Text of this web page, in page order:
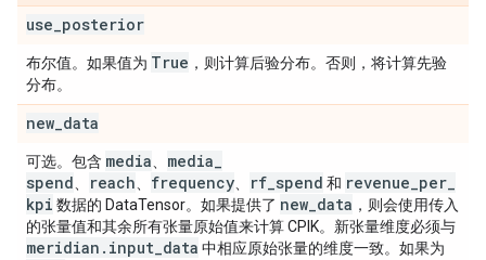
use posterior
布尔值。如果值为 True ，则计算后验分布。否则，将计算先验
分布。
new data
可选。包含 media media
spend
reach frequency rf spend 和 revenue per
kpi 数据的 DataTensor。如果提供了 new data ，则会使用传入
的张量值和其余所有张量原始值来计算 CPIK。新张量维度必须与
meridian . input data 中相应原始张量的维度一致。如果为